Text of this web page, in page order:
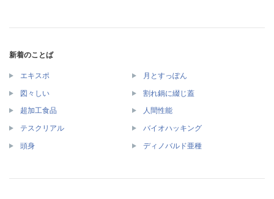
新着のことば
エキスポ 月とすっぽん
図々しい 割れ鍋に綴じ蓋
超加工食品 人間性能
テスクリアル バイオハッキング
頭身 ディノバルド亜種